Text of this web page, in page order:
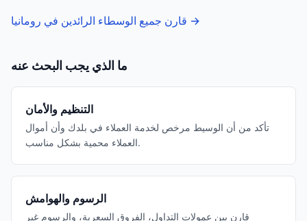
قارن جميع الوسطاء الرائدين في رومانيا →
ما الذي يجب البحث عنه
التنظيم والأمان
تأكد من أن الوسيط مرخص لخدمة العملاء في بلدك وأن أموال
العملاء محمية بشكل مناسب.
الرسوم والهوامش
قارن بين عمولات التداول، الفروق السعرية، والرسوم غير